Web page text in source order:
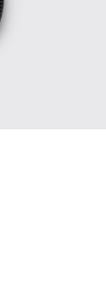
homme.